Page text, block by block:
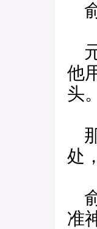
他
头
处
准